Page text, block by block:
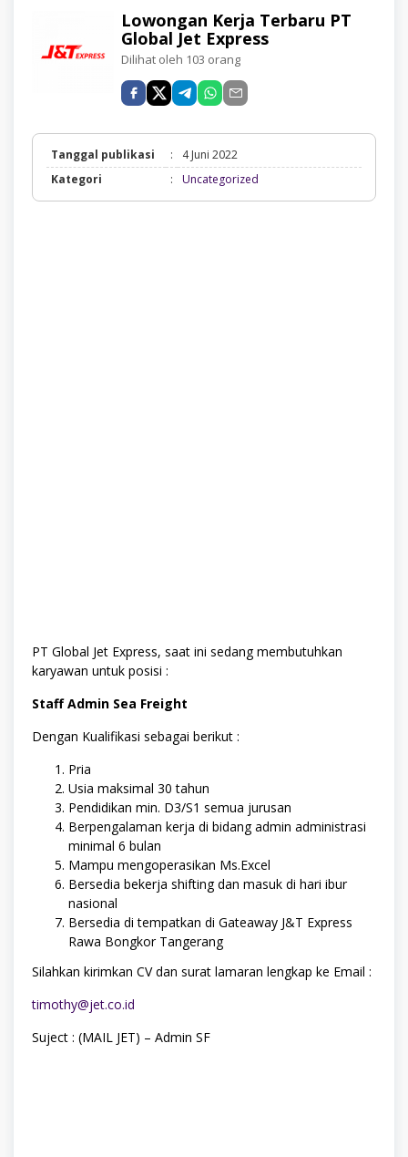
Lowongan Kerja Terbaru PT
Global Jet Express
Dilihat oleh 103 orang
Tanggal publikasi :
4 Juni 2022
Kategori
: Uncategorized
PT Global Jet Express, saat ini sedang membutuhkan
karyawan untuk posisi :
Staff Admin Sea Freight
Dengan Kualifikasi sebagai berikut :
Pria
Usia maksimal 30 tahun
Pendidikan min. D3/S1 semua jurusan
Berpengalaman kerja di bidang admin administrasi
minimal 6 bulan
Mampu mengoperasikan Ms.Excel
Bersedia bekerja shifting dan masuk di hari ibur
nasional
Bersedia di tempatkan di Gateaway J&T Express
Rawa Bongkor Tangerang
Silahkan kirimkan CV dan surat lamaran lengkap ke Email :
timothy@jet.co.id
Suject : (MAIL JET) – Admin SF